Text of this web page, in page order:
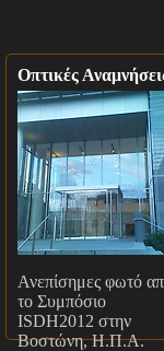
Οπτικές
Ανεπίσημες φωτό
το Συμπόσιο
ISDH2012 στην
Βοστώνη, Η.Π.Α.